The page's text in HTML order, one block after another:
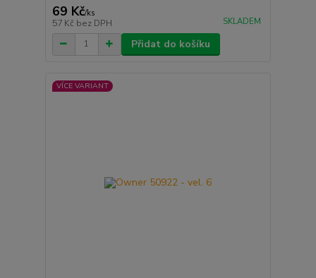
69 Kč/ks
57 Kč bez DPH SKLADEM
Přidat do košíku
VÍCE VARIANT